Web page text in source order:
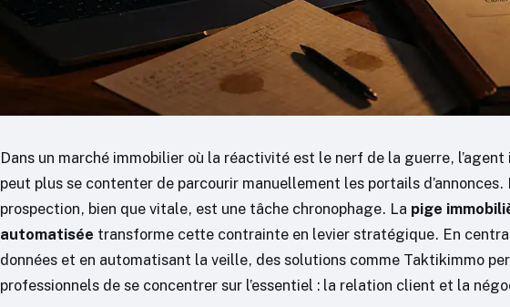
Dans un marché immobilier où la réactivité est le nerf de la guerre, l’agent
peut plus se contenter de parcourir manuellement les portails d’annonces.
prospection, bien que vitale, est une tâche chronophage. La pige
automatisée transforme cette contrainte en levier stratégique. En
données et en automatisant la veille, des solutions comme Taktikimmo
professionnels de se concentrer sur l’essentiel : la relation client et la